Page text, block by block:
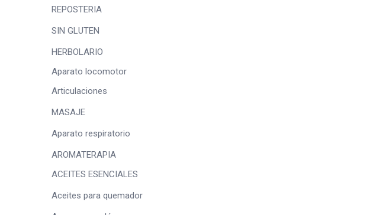
REPOSTERIA
SIN GLUTEN
HERBOLARIO
Aparato locomotor
Articulaciones
MASAJE
Aparato respiratorio
AROMATERAPIA
ACEITES ESENCIALES
Aceites para quemador